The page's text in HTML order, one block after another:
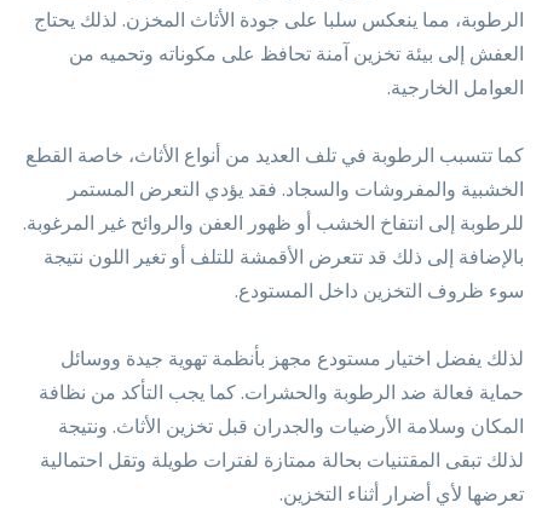
الرطوبة، مما ينعكس سلبا على جودة الأثاث المخزن. لذلك يحتاج
العفش إلى بيئة تخزين آمنة تحافظ على مكوناته وتحميه من
العوامل الخارجية.
كما تتسبب الرطوبة في تلف العديد من أنواع الأثاث، خاصة القطع
الخشبية والمفروشات والسجاد. فقد يؤدي التعرض المستمر
للرطوبة إلى انتفاخ الخشب أو ظهور العفن والروائح غير المرغوبة.
بالإضافة إلى ذلك قد تتعرض الأقمشة للتلف أو تغير اللون نتيجة
سوء ظروف التخزين داخل المستودع.
لذلك يفضل اختيار مستودع مجهز بأنظمة تهوية جيدة ووسائل
حماية فعالة ضد الرطوبة والحشرات. كما يجب التأكد من نظافة
المكان وسلامة الأرضيات والجدران قبل تخزين الأثاث. ونتيجة
لذلك تبقى المقتنيات بحالة ممتازة لفترات طويلة وتقل احتمالية
تعرضها لأي أضرار أثناء التخزين.